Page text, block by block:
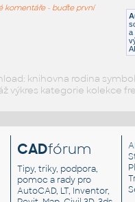
Kuchyňská židle
a
komentáře - buďte první
knihovna rodina
výkres kategorie kolekce
CADfórum
Tipy, triky, podpora,
pomoc a rady pro
AutoCAD, LT, Inventor,